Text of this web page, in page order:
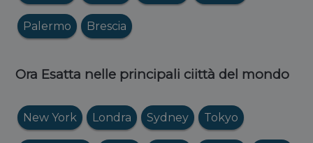
Palermo Brescia
Ora Esatta nelle principali ciittà del mondo
New York Londra Sydney Tokyo